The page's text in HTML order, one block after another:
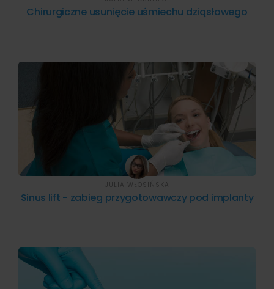
Chirurgiczne usunięcie uśmiechu dziąsłowego
Sinus lift - zabieg przygotowawczy pod implanty
JULIA WŁOSIŃSKA